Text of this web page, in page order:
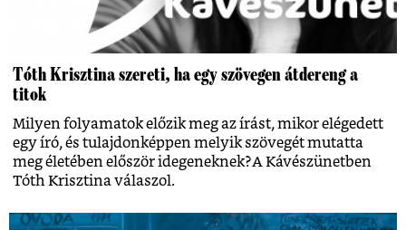
Tóth Krisztina szereti, ha egy szövegen átdereng a
titok
Milyen folyamatok előzik meg az írást, mikor elégedett
egy író, és tulajdonképpen melyik szövegét mutatta
meg életében először idegeneknek?A Kávészünetben
Tóth Krisztina válaszol.